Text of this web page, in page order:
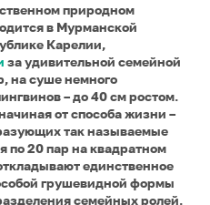
природном
в Мурманской
Карелии,
за удивительной семейной
на суше немного
– до 40 см ростом.
от способа жизни –
так называемые
по 20 пар на квадратном
единственное
грушевидной формы
семейных ролей.